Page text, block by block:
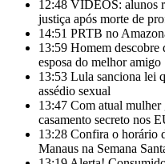
12:48 VÍDEOS: alunos
justiça após morte de
14:51 PRTB no
13:59 Homem descobre
esposa do melhor amigo
13:53 Lula sanciona lei
assédio sexual
13:47 Com atual
casamento secreto nos
13:28 Confira o horário
Manaus na Semana